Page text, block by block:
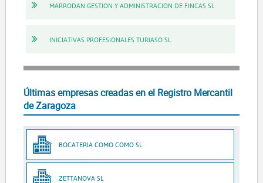
MARRODAN GESTION Y ADMINISTRACION DE FINCAS SL
INICIATIVAS PROFESIONALES TURIASO SL
Últimas empresas creadas en el Registro Mercantil
de Zaragoza
BOCATERIA COMO COMO SL
ZETTANOVA SL